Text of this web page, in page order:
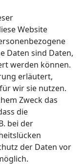
Website
Daten sind Daten,
werden können.
erläutert,
wir sie nutzen.
Zweck das
die
bei der
der Daten vor